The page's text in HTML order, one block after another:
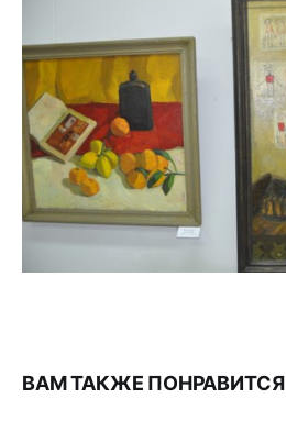
ВАМ ТАКЖЕ ПОНРАВИТСЯ